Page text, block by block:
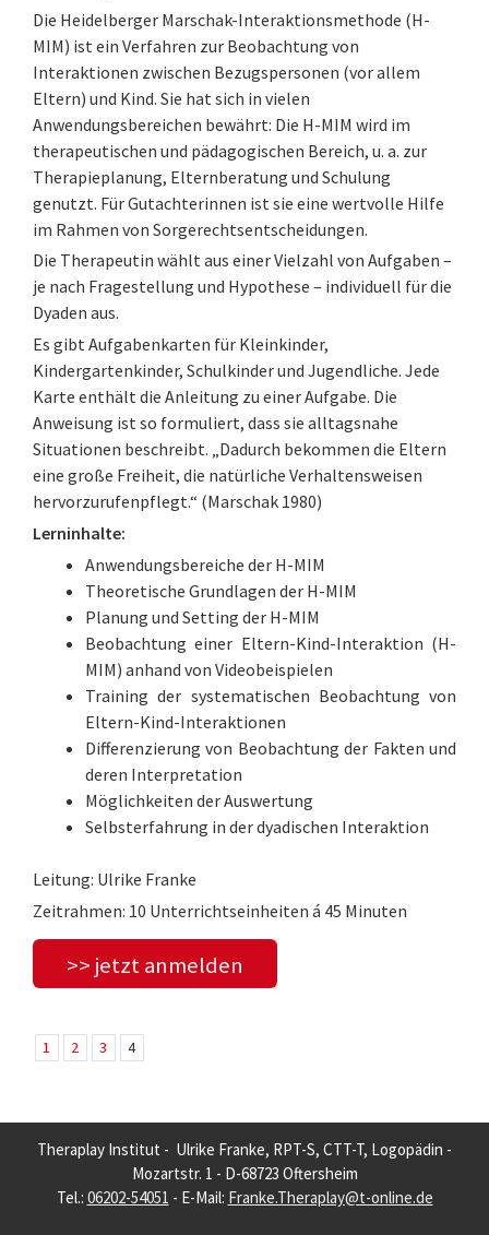
Die Heidelberger Marschak-Interaktionsmethode (H-
MIM) ist ein Verfahren zur Beobachtung von
Interaktionen zwischen Bezugspersonen (vor allem
Eltern) und Kind. Sie hat sich in vielen
Anwendungsbereichen bewährt: Die H-MIM wird im
therapeutischen und pädagogischen Bereich, u. a. zur
Therapieplanung, Elternberatung und Schulung
genutzt. Für Gutachterinnen ist sie eine wertvolle Hilfe
im Rahmen von Sorgerechtsentscheidungen.
Die Therapeutin wählt aus einer Vielzahl von Aufgaben –
je nach Fragestellung und Hypothese – individuell für die
Dyaden aus.
Es gibt Aufgabenkarten für Kleinkinder,
Kindergartenkinder, Schulkinder und Jugendliche. Jede
Karte enthält die Anleitung zu einer Aufgabe. Die
Anweisung ist so formuliert, dass sie alltagsnahe
Situationen beschreibt. „Dadurch bekommen die Eltern
eine große Freiheit, die natürliche Verhaltensweisen
hervorzurufenpflegt.“ (Marschak 1980)
Lerninhalte:
Anwendungsbereiche der H-MIM
Theoretische Grundlagen der H-MIM
Planung und Setting der H-MIM
Beobachtung einer Eltern-Kind-Interaktion (H-
MIM) anhand von Videobeispielen
Training der systematischen Beobachtung von
Eltern-Kind-Interaktionen
Differenzierung von Beobachtung der Fakten und
deren Interpretation
Möglichkeiten der Auswertung
Selbsterfahrung in der dyadischen Interaktion
Leitung: Ulrike Franke
Zeitrahmen: 10 Unterrichtseinheiten á 45 Minuten
>> jetzt anmelden
1 2 3 4
Theraplay Institut - Ulrike Franke, RPT-S, CTT-T, Logopädin -
Mozartstr. 1 - D-68723 Oftersheim
Tel.: 06202-54051 - E-Mail: Franke.Theraplay@t-online.de